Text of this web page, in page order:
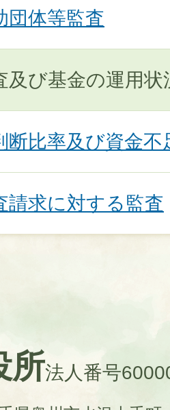
団体等監査
及び基金の運用状
断比率及び資金不
請求に対する監査
所法人番号